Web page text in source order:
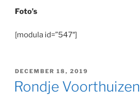
Foto’s
[modula id=”547″]
GEPLAATST
OP
DECEMBER 18, 2019
Rondje Voorthuizen